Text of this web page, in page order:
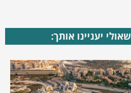
יעניינו אותך: